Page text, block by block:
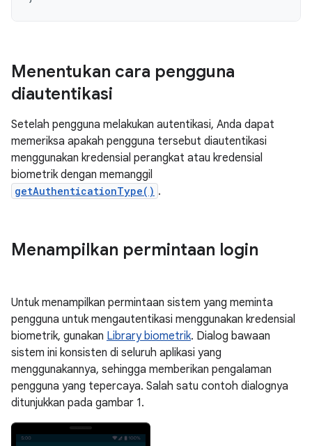
Menentukan cara pengguna
diautentikasi
Setelah pengguna melakukan autentikasi, Anda dapat
memeriksa apakah pengguna tersebut diautentikasi
menggunakan kredensial perangkat atau kredensial
biometrik dengan memanggil
getAuthenticationType() .
Menampilkan permintaan login
Untuk menampilkan permintaan sistem yang meminta
pengguna untuk mengautentikasi menggunakan kredensial
biometrik, gunakan Library biometrik. Dialog bawaan
sistem ini konsisten di seluruh aplikasi yang
menggunakannya, sehingga memberikan pengalaman
pengguna yang tepercaya. Salah satu contoh dialognya
ditunjukkan pada gambar 1.